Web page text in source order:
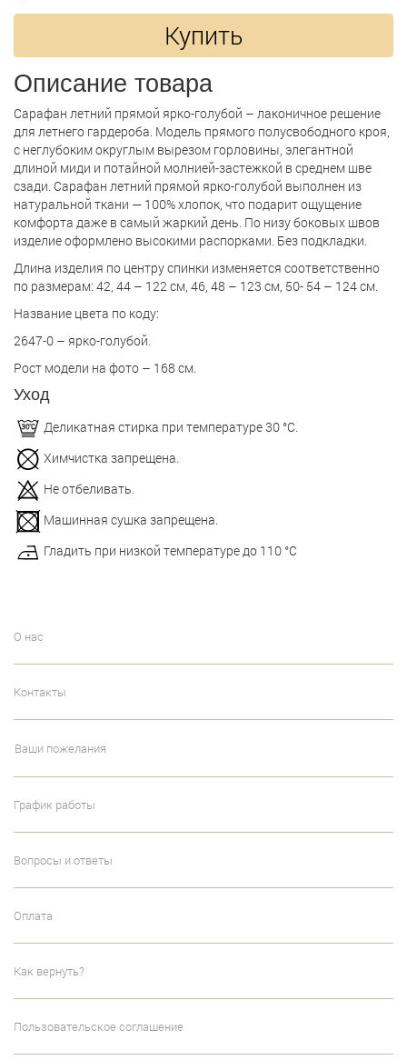
Купить
Описание товара
Сарафан летний прямой ярко-голубой – лаконичное решение
для летнего гардероба. Модель прямого полусвободного кроя,
с неглубоким округлым вырезом горловины, элегантной
длиной миди и потайной молнией-застежкой в среднем шве
сзади. Сарафан летний прямой ярко-голубой выполнен из
натуральной ткани — 100% хлопок, что подарит ощущение
комфорта даже в самый жаркий день. По низу боковых швов
изделие оформлено высокими распорками. Без подкладки.
Длина изделия по центру спинки изменяется соответственно
по размерам: 42, 44 – 122 см, 46, 48 – 123 см, 50- 54 – 124 см.
Название цвета по коду:
2647-0 – ярко-голубой.
Рост модели на фото – 168 см.
Уход
Деликатная стирка при температуре 30 °С.
Химчистка запрещена.
Не отбеливать.
Машинная сушка запрещена.
Гладить при низкой температуре до 110 °С
О нас
Контакты
Ваши пожелания
График работы
Вопросы и ответы
Оплата
Как вернуть?
Пользовательское соглашение